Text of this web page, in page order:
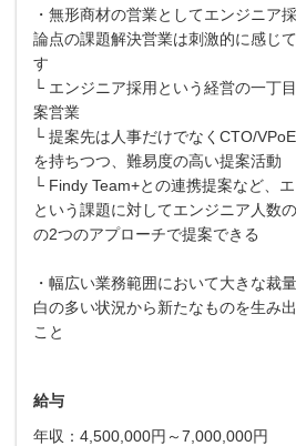
・無形商材の営業としてエンジニア
論点の課題解決営業は刺激的に感じ
す
└ エンジニア採用という経営の一丁
案営業
└ 提案先は人事だけでなくCTO/
を持ちつつ、難易度の高い提案活動
└ Findy Team+との連携提案など、
という課題に対してエンジニア人数
の2つのアプローチで提案できる
・幅広い業務範囲において大きな裁
白の多い状況から新たなものを生み
こと
給与
年収：4,500,000円～7,000,000円